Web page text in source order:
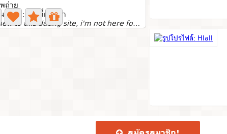
ถ่าย
ล่าสุด: 4 ปีที่ผ่านมา
I'm new to this dating site, i'm not here for games or...